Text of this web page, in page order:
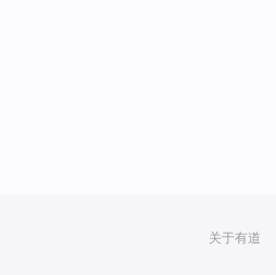
关于有道